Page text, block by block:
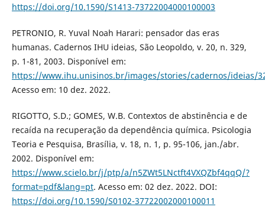
https://doi.org/10.1590/S1413-73722004000100003
PETRONIO, R. Yuval Noah Harari: pensador das eras
humanas. Cadernos IHU ideias, São Leopoldo, v. 20, n. 329,
p. 1-81, 2003. Disponível em:
https://www.ihu.unisinos.br/images/stories/cadernos/ideias/
Acesso em: 10 dez. 2022.
RIGOTTO, S.D.; GOMES, W.B. Contextos de abstinência e de
recaída na recuperação da dependência química. Psicologia
Teoria e Pesquisa, Brasília, v. 18, n. 1, p. 95-106, jan./abr.
2002. Disponível em:
https://www.scielo.br/j/ptp/a/n5ZWt5LNctft4VXQZbf4qqQ/?
format=pdf&lang=pt. Acesso em: 02 dez. 2022. DOI:
https://doi.org/10.1590/S0102-37722002000100011